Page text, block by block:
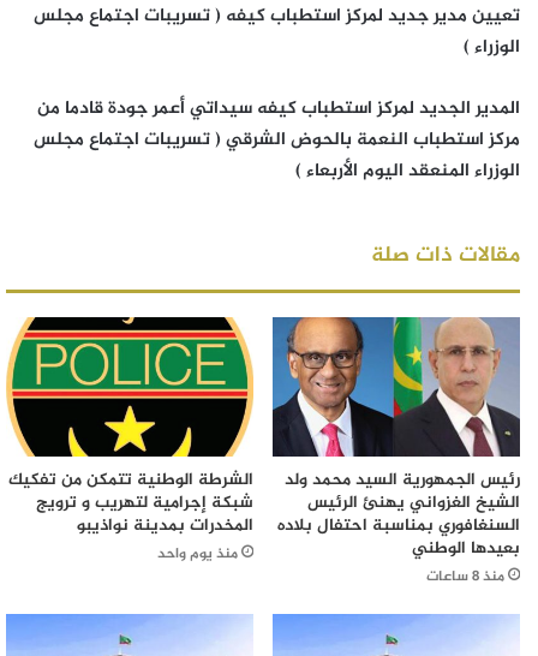
تعيين مدير جديد لمركز استطباب كيفه ( تسريبات اجتماع مجلس
الوزراء )
المدير الجديد لمركز استطباب كيفه سيداتي أعمر جودة قادما من
مركز استطباب النعمة بالحوض الشرقي ( تسريبات اجتماع مجلس
الوزراء المنعقد اليوم الأربعاء )
مقالات ذات صلة
رئيس الجمهورية السيد محمد ولد
الشيخ الغزواني يهنئ الرئيس
السنغافوري بمناسبة احتفال بلاده
بعيدها الوطني
منذ 8 ساعات
الشرطة الوطنية تتمكن من تفكيك
شبكة إجرامية لتهريب و ترويج
المخدرات بمدينة نواذيبو
منذ يوم واحد